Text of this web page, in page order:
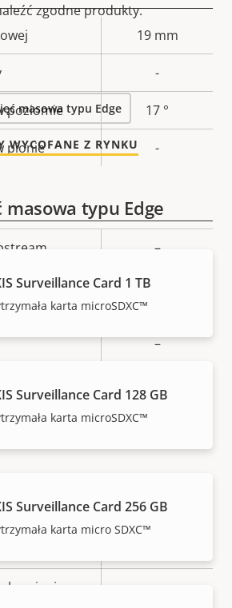
nieruchomości
19 mm
-
poziomie 17 °
pionie -
Wartość
–
Baseline,
Main
–
nieruchomości
Wartość
zgodne produkty.
masowa typu Edge
WYCOFANE Z RYNKU
masowa typu Edge
Surveillance Card 1 TB
karta microSDXC™
Surveillance Card 128 GB
karta microSDXC™
Surveillance Card 256 GB
karta micro SDXC™